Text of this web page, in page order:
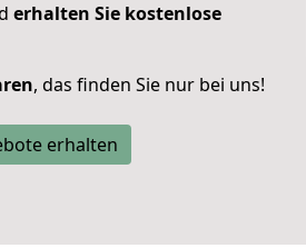
erhalten Sie kostenlose
, das finden Sie nur bei uns!
erhalten